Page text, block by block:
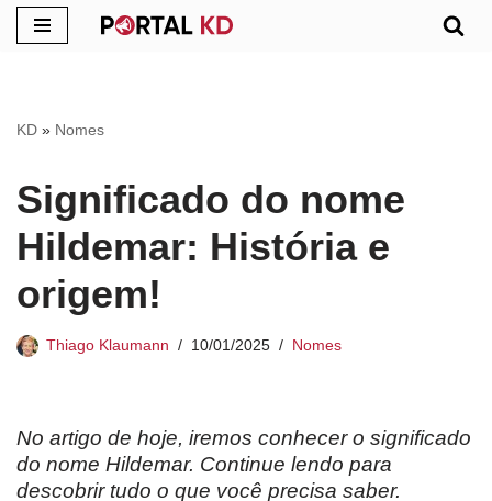
conteúdo
KD » Nomes
Significado do nome
Hildemar: História e
origem!
Thiago Klaumann 10/01/2025 Nomes
No artigo de hoje, iremos conhecer o significado
do nome Hildemar. Continue lendo para
descobrir tudo o que você precisa saber.